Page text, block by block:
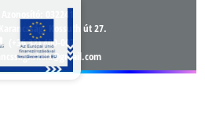
Kossuth út 27.
(+36 32) 400-007